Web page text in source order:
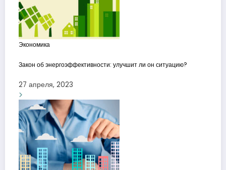
Экономика
Закон об энергоэффективности: улучшит ли он ситуацию?
27 апреля, 2023